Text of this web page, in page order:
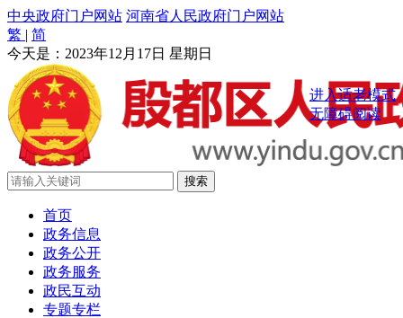
中央政府门户网站 河南省人民政府门户网站
繁 | 简
今天是： 2023年12月17日 星期日
进入适老模式
无障碍阅读
首页
政务信息
政务公开
政务服务
政民互动
专题专栏